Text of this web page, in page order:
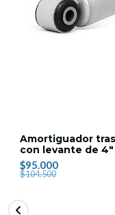
Amortiguador
con levante de
$95.000
$104.500